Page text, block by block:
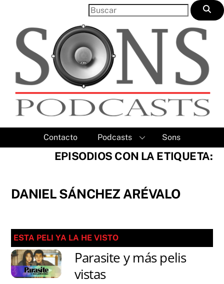
content
Contacto Podcasts Sons
EPISODIOS CON LA ETIQUETA:
DANIEL SÁNCHEZ ARÉVALO
ESTA PELI YA LA HE VISTO
Parasite y más pelis
vistas